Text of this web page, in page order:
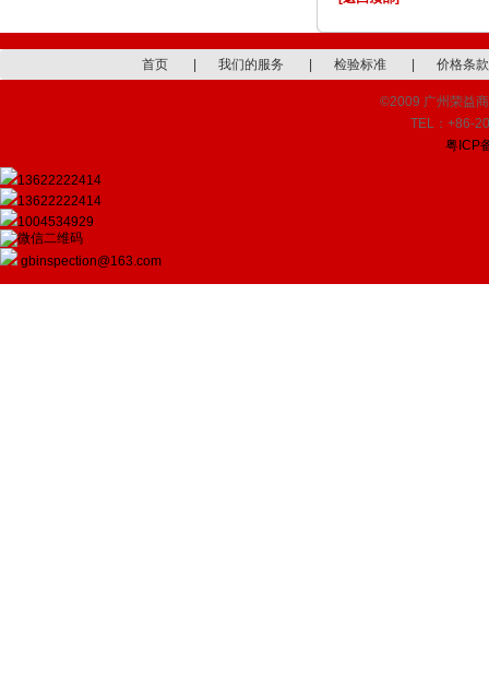
首页 我们的服务 检验标准 价格条款
©2009 广州荣益
TEL：+86-
粤ICP
13622222414
13622222414
1004534929
gbinspection@163.com